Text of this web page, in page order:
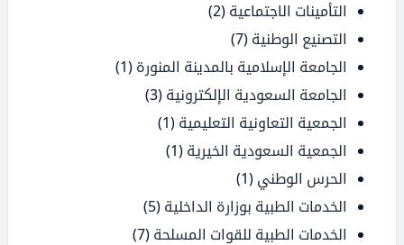
التأمينات الاجتماعية (2)
التصنيع الوطنية (7)
الجامعة الإسلامية بالمدينة المنورة (1)
الجامعة السعودية الإلكترونية (3)
الجمعية التعاونية التعليمية (1)
الجمعية السعودية الخيرية (1)
الحرس الوطني (1)
الخدمات الطبية بوزارة الداخلية (5)
الخدمات الطبية للقوات المسلحة (7)